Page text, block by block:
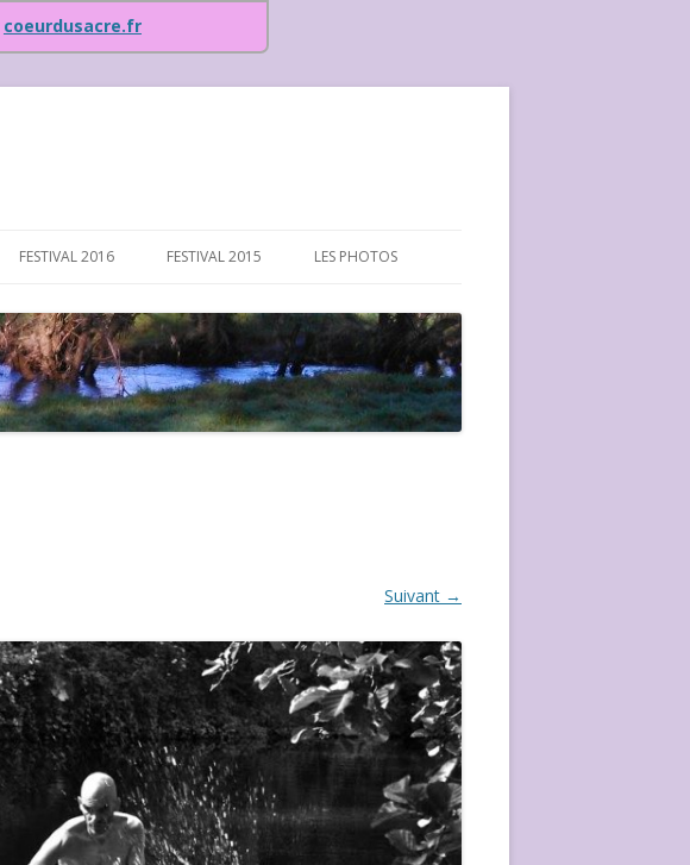
coeurdusacre.fr
FESTIVAL 2016 FESTIVAL 2015 LES PHOTOS
FESTIVAL 2016-PHOTOS
FESTIVAL 2017-PHOTOS ET
VIDÉOS
Suivant →